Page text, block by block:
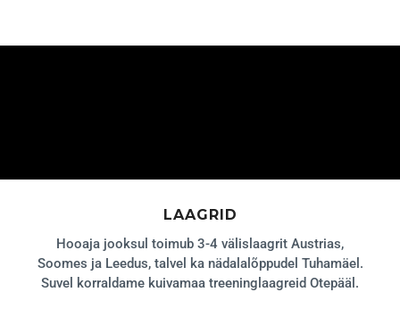
LAAGRID
Hooaja jooksul toimub 3-4 välislaagrit Austrias,
Soomes ja Leedus, talvel ka nädalalõppudel Tuhamäel.
Suvel korraldame kuivamaa treeninglaagreid Otepääl.